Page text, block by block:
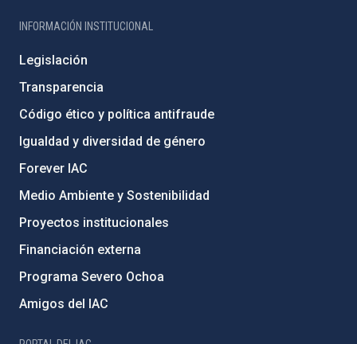
INFORMACIÓN INSTITUCIONAL
Legislación
Transparencia
Código ético y política antifraude
Igualdad y diversidad de género
Forever IAC
Medio Ambiente y Sostenibilidad
Proyectos institucionales
Financiación externa
Programa Severo Ochoa
Amigos del IAC